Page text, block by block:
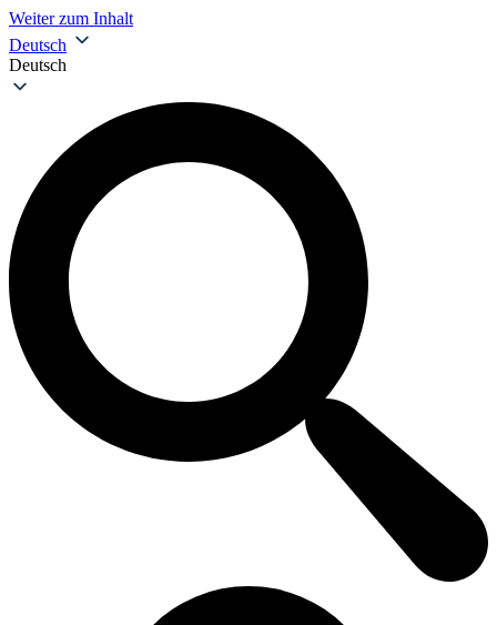
Weiter zum Inhalt
Deutsch
Deutsch